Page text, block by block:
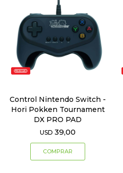
Control Nintendo Switch -
Hori Pokken Tournament
DX PRO PAD
USD 39,00